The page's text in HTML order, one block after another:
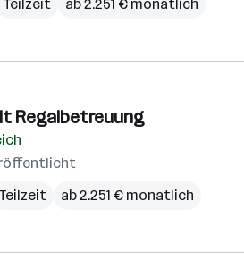
Teilzeit ab 2.251 € monatlich
Regalbetreuung
Teilzeit ab 2.251 € monatlich